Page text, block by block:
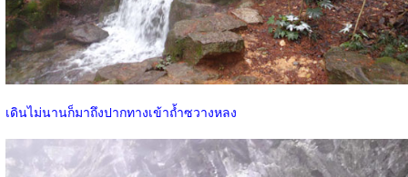
เดินไม่นานก็มาถึงปากทางเข้าถ้ำซวางหลง